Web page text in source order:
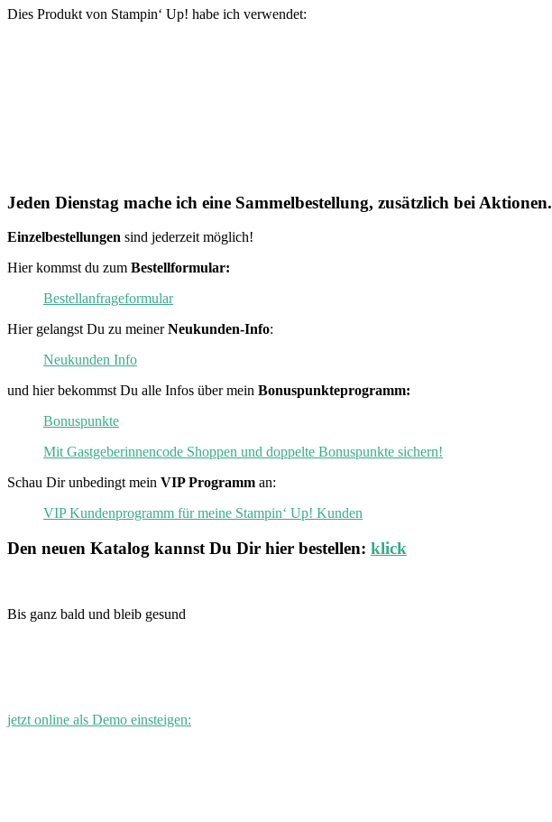
Dies Produkt von Stampin‘ Up! habe ich verwendet:
Jeden Dienstag mache ich eine Sammelbestellung, zusätzlich bei Aktionen.
Einzelbestellungen sind jederzeit möglich!
Hier kommst du zum Bestellformular:
Bestellanfrageformular
Hier gelangst Du zu meinerNeukunden-Info:
Neukunden Info
und hier bekommst Du alle Infos über mein Bonuspunkteprogramm:
Bonuspunkte
Mit Gastgeberinnencode Shoppen und doppelte Bonuspunkte sichern!
Schau Dir unbedingt mein VIP Programm an:
VIP Kundenprogramm für meine Stampin‘ Up! Kunden
Den neuen Katalog kannst Du Dir hier bestellen: klick
Bis ganz bald und bleib gesund
jetzt online als Demo einsteigen: